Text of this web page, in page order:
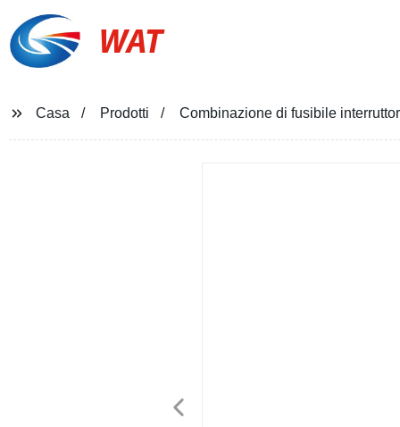
WAT
Casa Prodotti Combinazione di fusibile